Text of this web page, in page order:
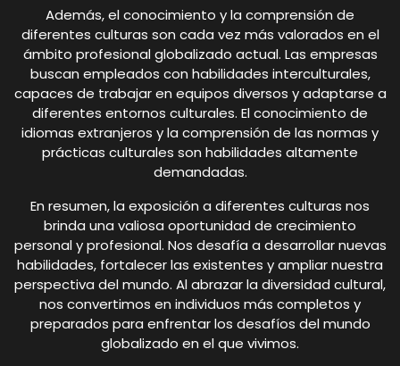
Además, el conocimiento y la comprensión de
diferentes culturas son cada vez más valorados en el
ámbito profesional globalizado actual. Las empresas
buscan empleados con habilidades interculturales,
capaces de trabajar en equipos diversos y adaptarse a
diferentes entornos culturales. El conocimiento de
idiomas extranjeros y la comprensión de las normas y
prácticas culturales son habilidades altamente
demandadas.
En resumen, la exposición a diferentes culturas nos
brinda una valiosa oportunidad de crecimiento
personal y profesional. Nos desafía a desarrollar nuevas
habilidades, fortalecer las existentes y ampliar nuestra
perspectiva del mundo. Al abrazar la diversidad cultural,
nos convertimos en individuos más completos y
preparados para enfrentar los desafíos del mundo
globalizado en el que vivimos.